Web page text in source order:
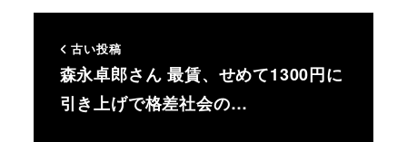
古い投稿
森永卓郎さん 最賃、せめて1300円に
引き上げで格差社会の…